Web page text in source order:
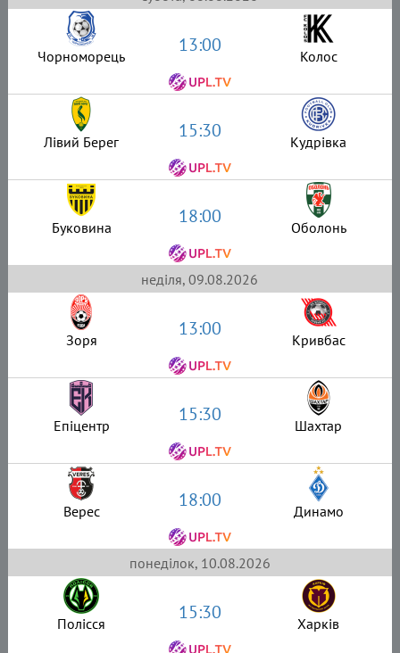
Чорноморець 13:00 Колос
Лівий Берег 15:30 Кудрівка
Буковина 18:00 Оболонь
неділя, 09.08.2026
Зоря 13:00 Кривбас
Епіцентр 15:30 Шахтар
Верес 18:00 Динамо
понеділок, 10.08.2026
Полісся 15:30 Харків